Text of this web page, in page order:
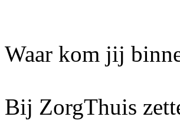
Waar kom jij
Bij ZorgThuis